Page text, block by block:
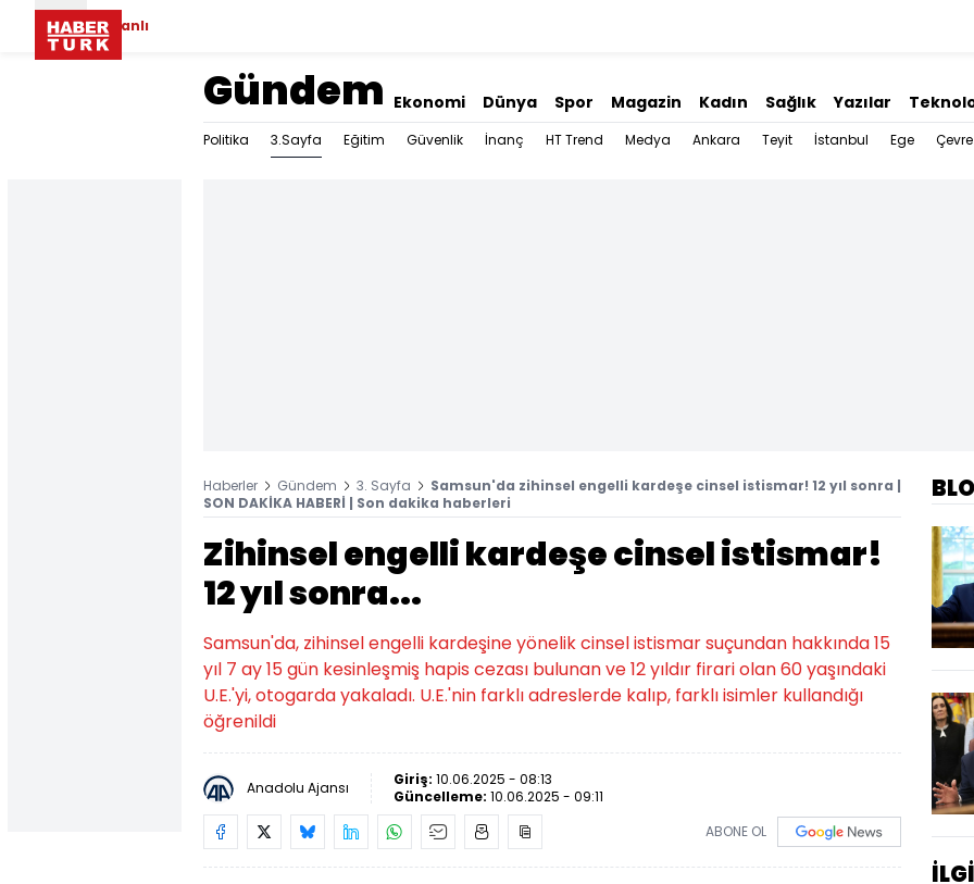
Canlı
Gündem Ekonomi Dünya Spor Magazin Kadın Sağlık Yazılar
Politika 3.Sayfa Eğitim Güvenlik İnanç HT Trend Medya Ankara Teyit İstanbul Ege Çevre
Haberler Gündem 3. Sayfa
Samsun'da zihinsel engelli kardeşe cinsel istismar! 12 yıl sonra |
SON DAKİKA HABERİ | Son dakika haberleri
Zihinsel engelli kardeşe cinsel istismar!
12 yıl sonra...
Samsun'da, zihinsel engelli kardeşine yönelik cinsel istismar suçundan hakkında 15
yıl 7 ay 15 gün kesinleşmiş hapis cezası bulunan ve 12 yıldır firari olan 60 yaşındaki
U.E.'yi, otogarda yakaladı. U.E.'nin farklı adreslerde kalıp, farklı isimler kullandığı
öğrenildi
Anadolu Ajansı Giriş: 10.06.2025 - 08:13
Güncelleme: 10.06.2025 - 09:11
ABONE OL